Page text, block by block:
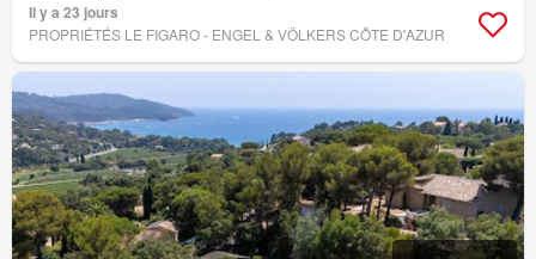
Il y a 23 jours
PROPRIÉTÉS LE FIGARO - ENGEL & VÖLKERS CÔTE D'AZUR